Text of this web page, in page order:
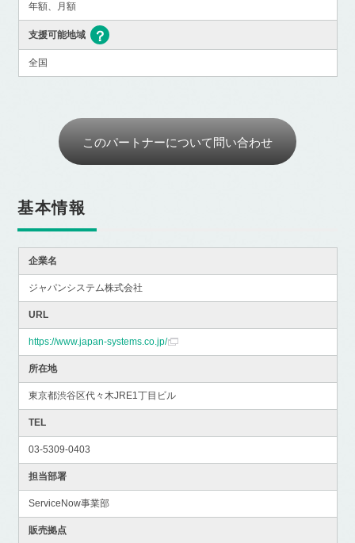
年額、月額
支援可能地域
全国
このパートナーについて問い合わせ
基本情報
企業名
ジャパンシステム株式会社
URL
https://www.japan-systems.co.jp/
所在地
東京都渋谷区代々木JRE1丁目ビル
TEL
03-5309-0403
担当部署
ServiceNow事業部
販売拠点